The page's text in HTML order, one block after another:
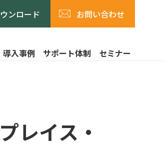
ンロード お問い合わせ
導入事例 サポート体制 セミナー
レイス・